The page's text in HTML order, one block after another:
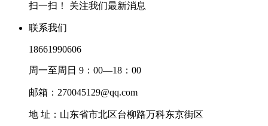
扫一扫！ 关注我们最新消息
联系我们
18661990606
周一至周日 9：00—18：00
邮箱：270045129@qq.com
地 址：山东省市北区台柳路万科东京街区